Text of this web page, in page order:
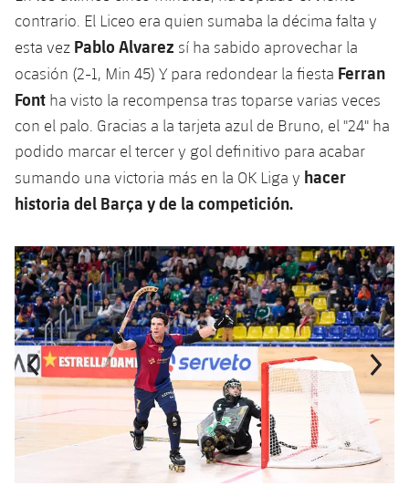
contrario. El Liceo era quien sumaba la décima falta y
esta vez Pablo Alvarez sí ha sabido aprovechar la
ocasión (2-1, Min 45) Y para redondear la fiesta Ferran
Font ha visto la recompensa tras toparse varias veces
con el palo. Gracias a la tarjeta azul de Bruno, el "24" ha
podido marcar el tercer y gol definitivo para acabar
sumando una victoria más en la OK Liga y hacer
historia del Barça y de la competición.
Anterior
label.aria.chevronleft Siguiente